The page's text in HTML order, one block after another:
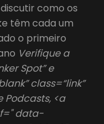
discutir como os
têm cada um
o primeiro
Verifique a
Spot” e
class=“link”
Podcasts, <a
data-